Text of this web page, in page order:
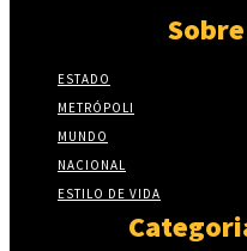
ESTADO
METRÓPOLI
MUNDO
NACIONAL
ESTILO DE VIDA